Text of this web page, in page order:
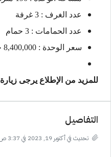
عدد الغرف : 3 غرفة
عدد الحمامات : 3 حمام
سعر الوحدة : 8,400,000 جنيهاً مصريا
للمزيد من الإطلاع يرجى زيارة
التفاصيل
تحديث في أكتوبر 19, 2023 في 3:37 ص